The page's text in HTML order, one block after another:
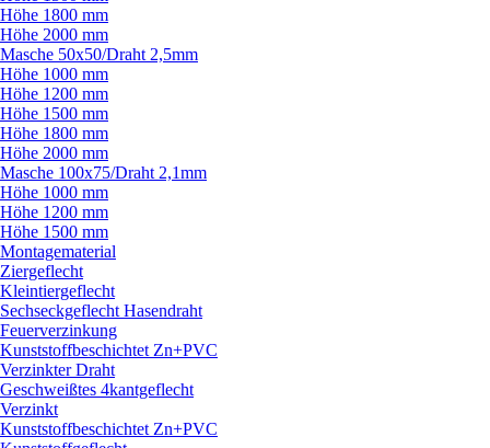
Höhe 1800 mm
Höhe 2000 mm
Masche 50x50/Draht 2,5mm
Höhe 1000 mm
Höhe 1200 mm
Höhe 1500 mm
Höhe 1800 mm
Höhe 2000 mm
Masche 100x75/Draht 2,1mm
Höhe 1000 mm
Höhe 1200 mm
Höhe 1500 mm
Montagematerial
Ziergeflecht
Kleintiergeflecht
Sechseckgeflecht Hasendraht
Feuerverzinkung
Kunststoffbeschichtet Zn+PVC
Verzinkter Draht
Geschweißtes 4kantgeflecht
Verzinkt
Kunststoffbeschichtet Zn+PVC